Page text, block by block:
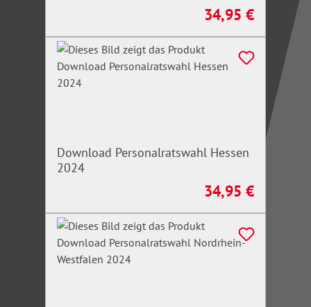
Regulärer Preis:
34,95 €
Download Personalratswahl Hessen
2024
Regulärer Preis:
34,95 €